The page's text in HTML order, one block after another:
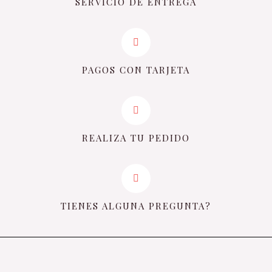
PAGOS CON TARJETA
REALIZA TU PEDIDO
TIENES ALGUNA PREGUNTA?